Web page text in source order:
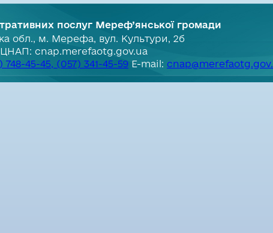
послуг Мереф’янської громади
обл., м. Мерефа, вул. Культури, 2б
cnap.merefaotg.gov.ua
748-45-45, (057) 341-45-59 E-mail: